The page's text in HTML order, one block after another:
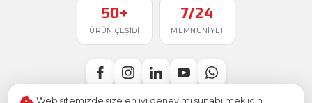
50+
ÜRÜN ÇEŞIDI
7/24
MEMNUNIYET
Web sitemizde size en iyi deneyimi sunabilmek için